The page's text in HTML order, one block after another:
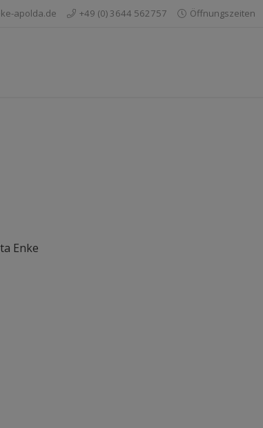
apolda.de +49 (0) 3644 562757 Öffnungszeiten
Enke